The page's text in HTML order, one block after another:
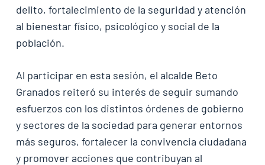
delito, fortalecimiento de la seguridad y atención
al bienestar físico, psicológico y social de la
población.
Al participar en esta sesión, el alcalde Beto
Granados reiteró su interés de seguir sumando
esfuerzos con los distintos órdenes de gobierno
y sectores de la sociedad para generar entornos
más seguros, fortalecer la convivencia ciudadana
y promover acciones que contribuyan al